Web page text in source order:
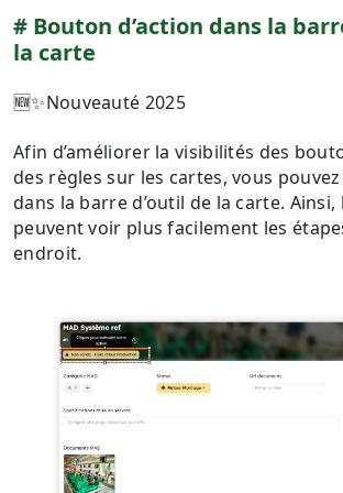
B outon d’action dans la
la carte
🆕✨Nouveauté 2025
A fin d’améliorer la visibilités des
des règles sur les cartes, vous
dans la barre d’outil de la carte.
peuvent voir plus facilement les
endroit.